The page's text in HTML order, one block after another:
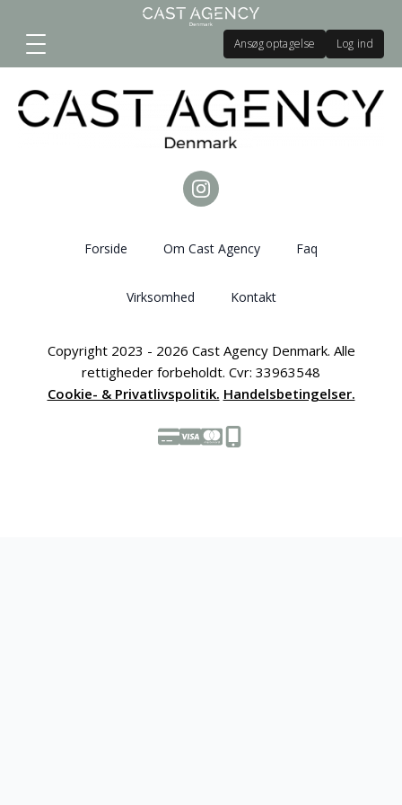
Ansøg optagelse Log ind
Forside Om Cast Agency Faq
Virksomhed Kontakt
Copyright 2023 - 2026 Cast Agency Denmark. Alle
rettigheder forbeholdt. Cvr: 33963548
Cookie- & Privatlivspolitik. Handelsbetingelser.